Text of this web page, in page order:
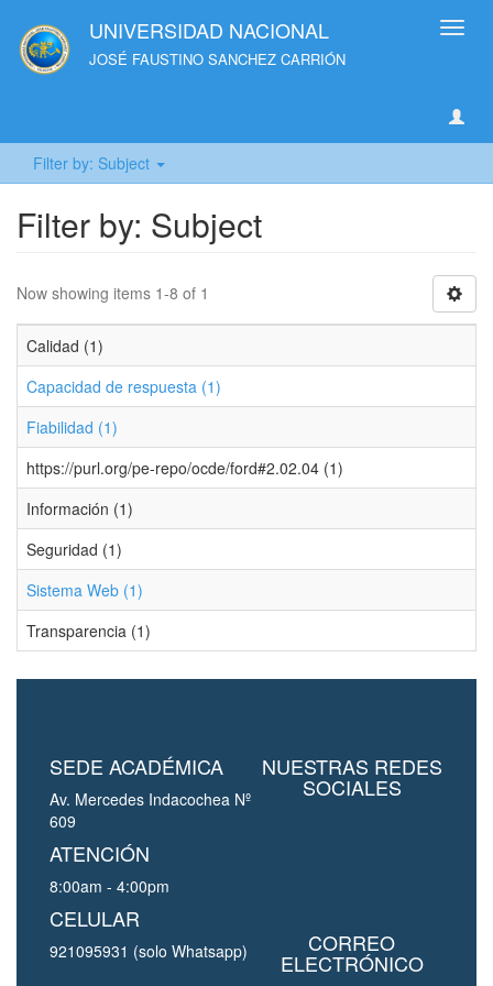
UNIVERSIDAD NACIONAL
JOSÉ FAUSTINO SANCHEZ CARRIÓN
Filter by: Subject
Filter by: Subject
Now showing items 1-8 of 1
Calidad (1)
Capacidad de respuesta (1)
Fiabilidad (1)
https://purl.org/pe-repo/ocde/ford#2.02.04 (1)
Información (1)
Seguridad (1)
Sistema Web (1)
Transparencia (1)
SEDE ACADÉMICA
Av. Mercedes Indacochea Nº
609
ATENCIÓN
8:00am - 4:00pm
CELULAR
921095931 (solo Whatsapp)
NUESTRAS REDES
SOCIALES
CORREO
ELECTRÓNICO